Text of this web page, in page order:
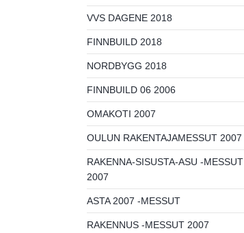
VVS DAGENE 2018
FINNBUILD 2018
NORDBYGG 2018
FINNBUILD 06 2006
OMAKOTI 2007
OULUN RAKENTAJAMESSUT 2007
RAKENNA-SISUSTA-ASU -MESSUT
2007
ASTA 2007 -MESSUT
RAKENNUS -MESSUT 2007